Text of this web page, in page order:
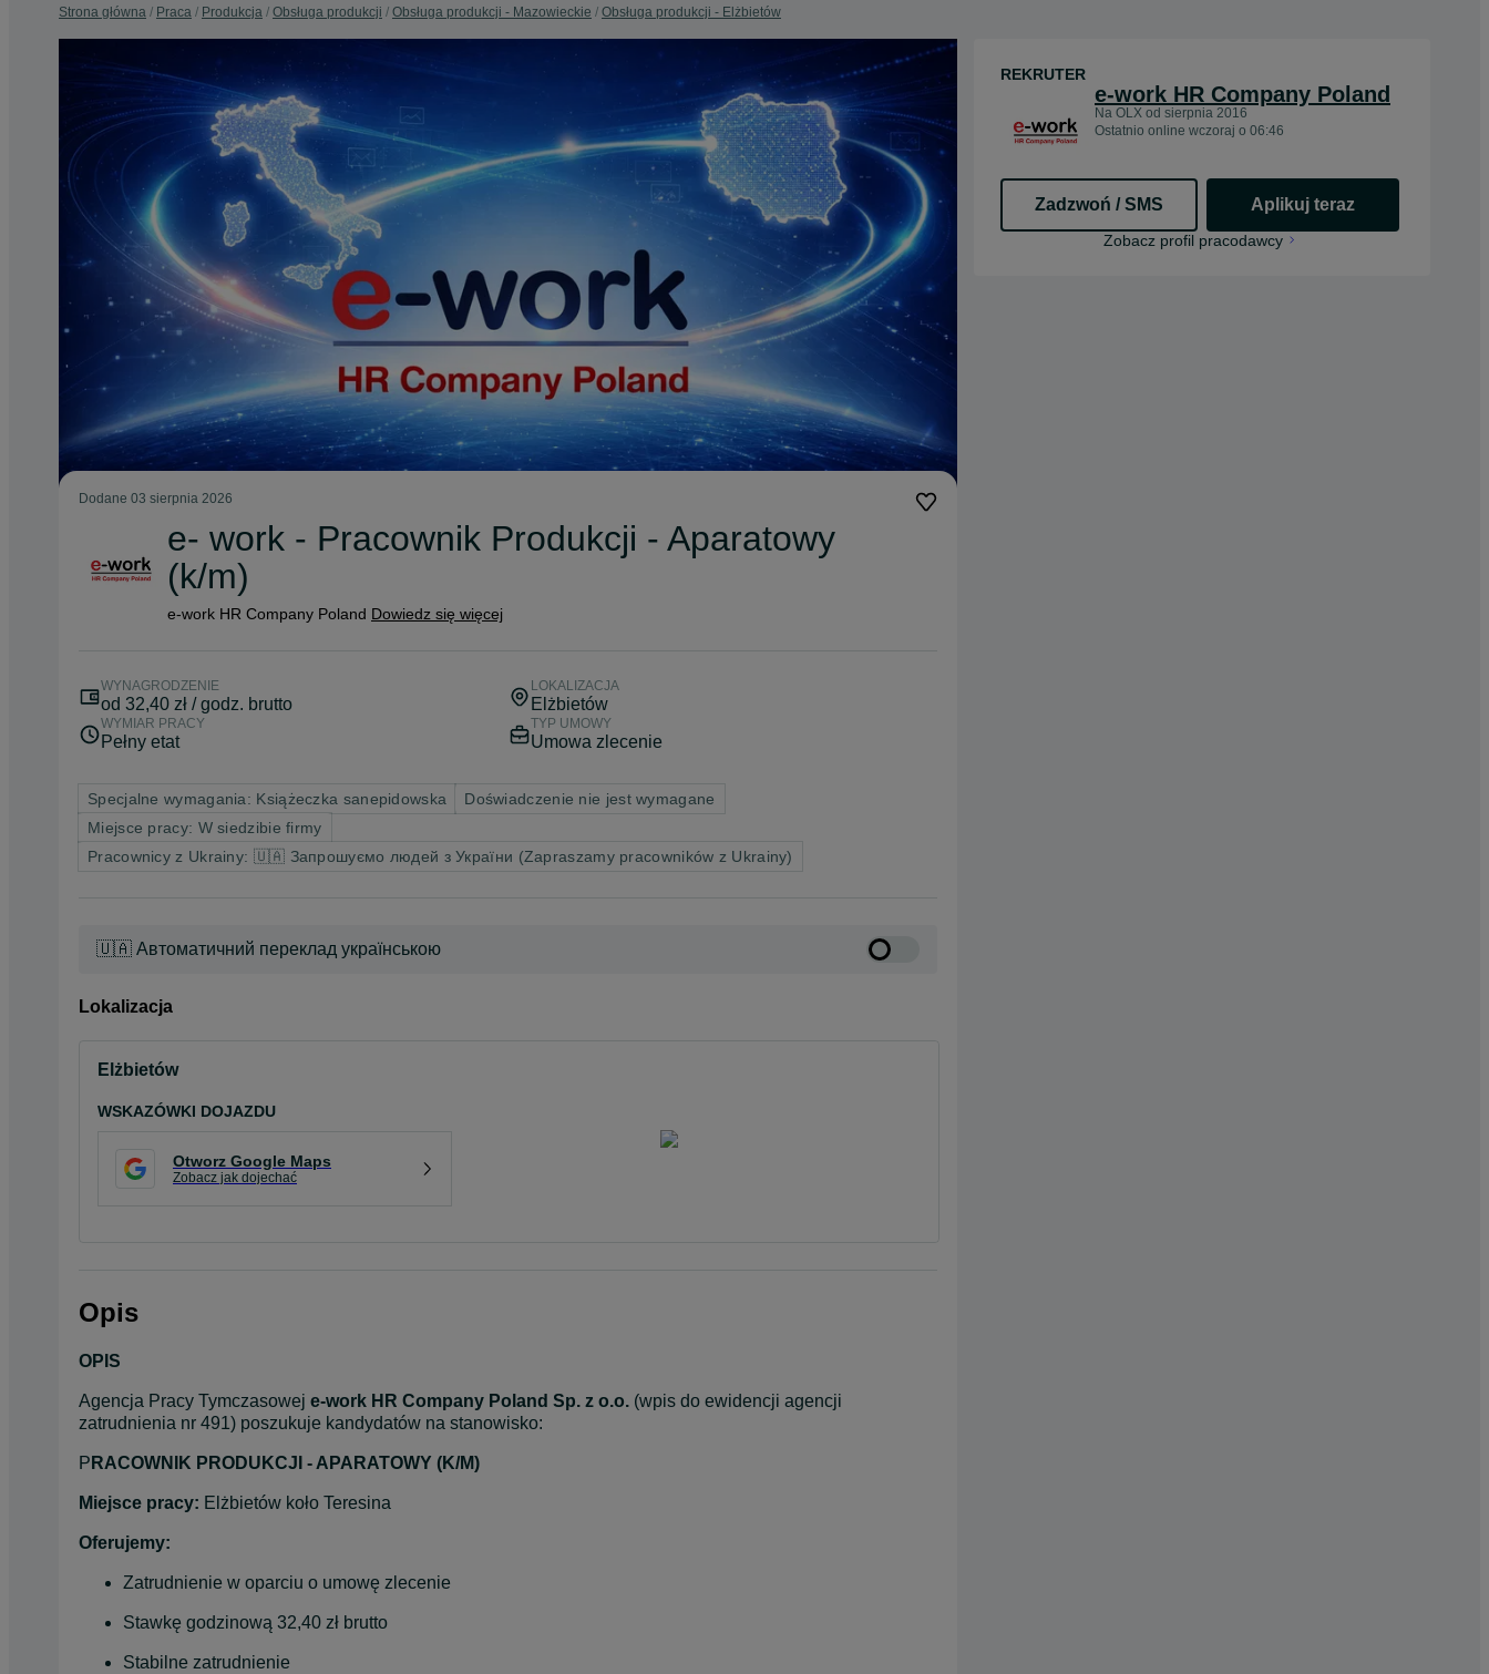
Strona główna Praca Produkcja Obsługa produkcji Obsługa produkcji - Mazowieckie Obsługa produkcji - Elżbietów
Dodane 03 sierpnia 2026
e- work - Pracownik Produkcji - Aparatowy
(k/m)
e-work HR Company Poland Dowiedz się więcej
WYNAGRODZENIE
od 32,40 zł / godz. brutto
LOKALIZACJA
Elżbietów
WYMIAR PRACY
Pełny etat
TYP UMOWY
Umowa zlecenie
Specjalne wymagania: Książeczka sanepidowska
Doświadczenie nie jest wymagane
Miejsce pracy: W siedzibie firmy
Pracownicy z Ukrainy: 🇺🇦 Запрошуємо людей з України (Zapraszamy pracowników z Ukrainy)
🇺🇦 Автоматичний переклад українською
Lokalizacja
Elżbietów
WSKAZÓWKI DOJAZDU
Otworz Google Maps
Zobacz jak dojechać
Opis
OPIS
Agencja Pracy Tymczasowej e-work HR Company Poland Sp. z o.o. (wpis do ewidencji agencji
zatrudnienia nr 491) poszukuje kandydatów na stanowisko:
P RACOWNIK PRODUKCJI - APARATOWY (K/M)
Miejsce pracy: Elżbietów koło Teresina
Oferujemy:
Zatrudnienie w oparciu o umowę zlecenie
Stawkę godzinową 32,40 zł brutto
Stabilne zatrudnienie
REKRUTER
e-work HR Company Poland
Na OLX od sierpnia 2016
Ostatnio online wczoraj o 06:46
Zadzwoń / SMS Aplikuj teraz
opens in a new tab
Zobacz profil pracodawcy